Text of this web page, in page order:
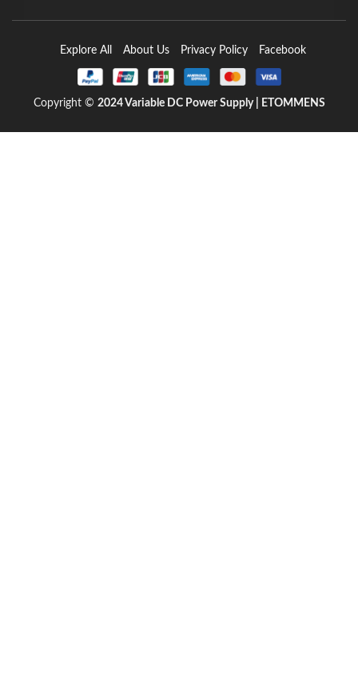
Copyright © 2024Variable DC Power Supply | ETOMMENS
Explore All About Us Privacy Policy Facebook